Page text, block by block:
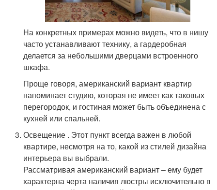
На конкретных примерах можно видеть, что в нишу
часто устанавливают технику, а гардеробная
делается за небольшими дверцами встроенного
шкафа.
Проще говоря, американский вариант квартир
напоминает студию, которая не имеет как таковых
перегородок, и гостиная может быть объединена с
кухней или спальней.
Освещение . Этот пункт всегда важен в любой
квартире, несмотря на то, какой из стилей дизайна
интерьера вы выбрали.
Рассматривая американский вариант – ему будет
характерна черта наличия люстры исключительно в